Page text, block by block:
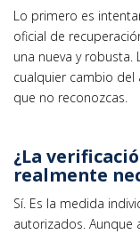
Lo primero es
oficial de
una nueva y robusta.
cualquier cambio del
que no reconozcas.
¿La
realmente
Sí. Es la medida
autorizados. Aunque